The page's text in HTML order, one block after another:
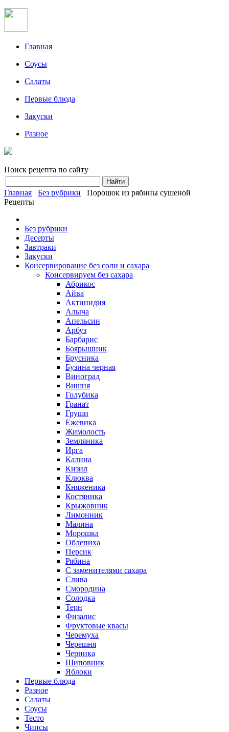
Главная
Соусы
Салаты
Первые блюда
Закуски
Разное
Поиск рецепта по сайту
Главная Без рубрики
Порошок из рябины сушеной
Рецепты
Без рубрики
Десерты
Завтраки
Закуски
Консервирование без соли и сахара
Консервируем без сахара
Абрикос
Айва
Актинидия
Алыча
Апельсин
Арбуз
Барбарис
Боярышник
Брусника
Бузина черная
Виноград
Вишня
Голубика
Гранат
Груши
Ежевика
Жимолость
Земляника
Ирга
Калина
Кизил
Клюква
Княженика
Костяника
Крыжовник
Лимонник
Малина
Морошка
Облепиха
Персик
Рябина
С заменителями сахара
Слива
Смородина
Солодка
Терн
Физалис
Фруктовые квасы
Черемуха
Черешня
Черника
Шиповник
Яблоки
Первые блюда
Разное
Салаты
Соусы
Тесто
Чипсы